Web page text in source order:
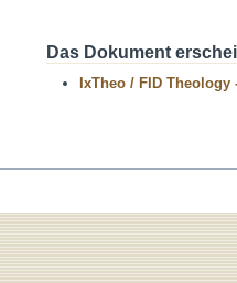
Das Dokument
IxTheo / FID Theology